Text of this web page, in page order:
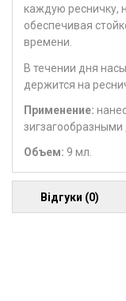
каждую ресничку,
обеспечивая
времени.
В течении дня
держится на
Применение:
Объем: 9 мл.
Відгуки (0)